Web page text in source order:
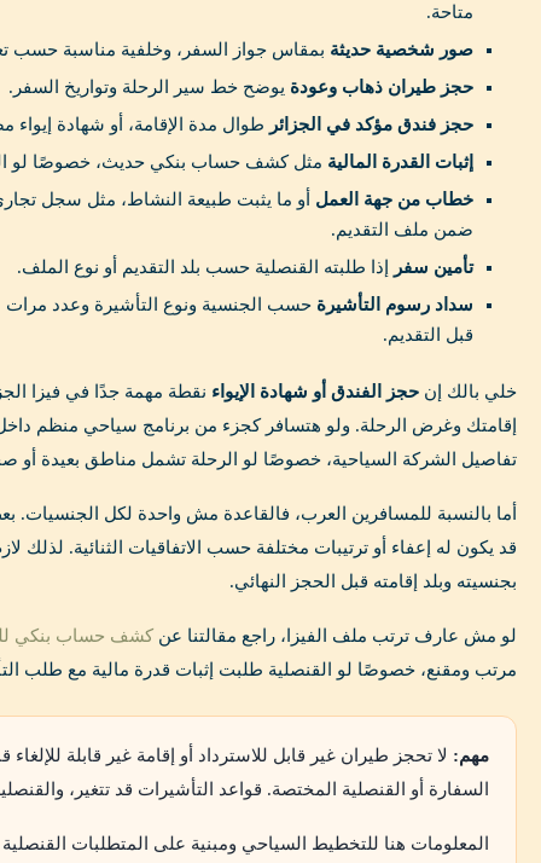
متاحة.
صور شخصية حديثة بمقاس جواز السفر، وخلفية مناسبة حسب
حجز طيران ذهاب وعودة يوضح خط سير الرحلة وتواريخ السفر.
حجز فندق مؤكد في الجزائر طوال مدة الإقامة، أو شهادة
إثبات القدرة المالية مثل كشف حساب بنكي حديث، خصوصًا لو
خطاب من جهة العمل أو ما يثبت طبيعة النشاط، مثل سجل
ضمن ملف التقديم.
تأمين سفر
إذا طلبته القنصلية حسب بلد التقديم أو نوع الملف.
سداد رسوم التأشيرة حسب الجنسية ونوع التأشيرة وعدد مرات
قبل التقديم.
خلي بالك إن حجز الفندق أو شهادة الإيواء نقطة مهمة جدًا في فيزا
إقامتك وغرض الرحلة. ولو هتسافر كجزء من برنامج سياحي منظم داخل
تفاصيل الشركة السياحية، خصوصًا لو الرحلة تشمل مناطق بعيدة أو
أما بالنسبة للمسافرين العرب، فالقاعدة مش واحدة لكل الجنسيات.
قد يكون له إعفاء أو ترتيبات مختلفة حسب الاتفاقيات الثنائية. لذلك
بجنسيته وبلد إقامته قبل الحجز النهائي.
لو مش عارف ترتب ملف الفيزا، راجع مقالتنا عن كشف حساب بنكي
مرتب ومقنع، خصوصًا لو القنصلية طلبت إثبات قدرة مالية مع طلب
مهم: لا تحجز طيران غير قابل للاسترداد أو إقامة غير قابلة
السفارة أو القنصلية المختصة. قواعد التأشيرات قد تتغير،
المعلومات هنا للتخطيط السياحي ومبنية على المتطلبات القنصلية